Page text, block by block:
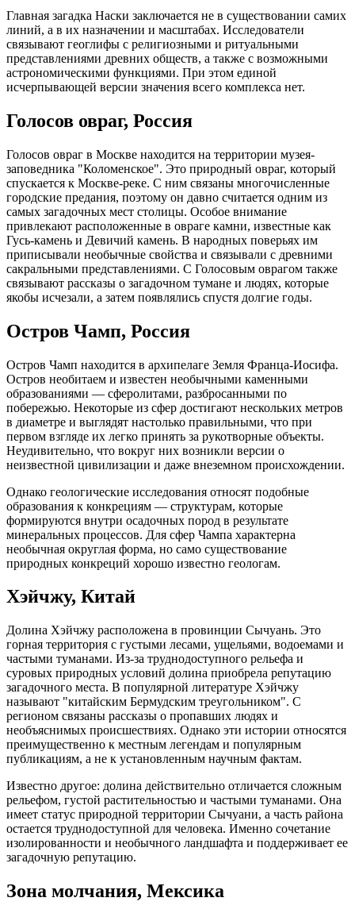
Главная загадка Наски заключается не в существовании самих
линий, а в их назначении и масштабах. Исследователи
связывают геоглифы с религиозными и ритуальными
представлениями древних обществ, а также с возможными
астрономическими функциями. При этом единой
исчерпывающей версии значения всего комплекса нет.
Голосов овраг, Россия
Голосов овраг в Москве находится на территории музея-
заповедника "Коломенское". Это природный овраг, который
спускается к Москве-реке. С ним связаны многочисленные
городские предания, поэтому он давно считается одним из
самых загадочных мест столицы. Особое внимание
привлекают расположенные в овраге камни, известные как
Гусь-камень и Девичий камень. В народных поверьях им
приписывали необычные свойства и связывали с древними
сакральными представлениями. С Голосовым оврагом также
связывают рассказы о загадочном тумане и людях, которые
якобы исчезали, а затем появлялись спустя долгие годы.
Остров Чамп, Россия
Остров Чамп находится в архипелаге Земля Франца-Иосифа.
Остров необитаем и известен необычными каменными
образованиями — сферолитами, разбросанными по
побережью. Некоторые из сфер достигают нескольких метров
в диаметре и выглядят настолько правильными, что при
первом взгляде их легко принять за рукотворные объекты.
Неудивительно, что вокруг них возникли версии о
неизвестной цивилизации и даже внеземном происхождении.
Однако геологические исследования относят подобные
образования к конкрециям — структурам, которые
формируются внутри осадочных пород в результате
минеральных процессов. Для сфер Чампа характерна
необычная округлая форма, но само существование
природных конкреций хорошо известно геологам.
Хэйчжу, Китай
Долина Хэйчжу расположена в провинции Сычуань. Это
горная территория с густыми лесами, ущельями, водоемами и
частыми туманами. Из-за труднодоступного рельефа и
суровых природных условий долина приобрела репутацию
загадочного места. В популярной литературе Хэйчжу
называют "китайским Бермудским треугольником". С
регионом связаны рассказы о пропавших людях и
необъяснимых происшествиях. Однако эти истории относятся
преимущественно к местным легендам и популярным
публикациям, а не к установленным научным фактам.
Известно другое: долина действительно отличается сложным
рельефом, густой растительностью и частыми туманами. Она
имеет статус природной территории Сычуани, а часть района
остается труднодоступной для человека. Именно сочетание
изолированности и необычного ландшафта и поддерживает ее
загадочную репутацию.
Зона молчания, Мексика